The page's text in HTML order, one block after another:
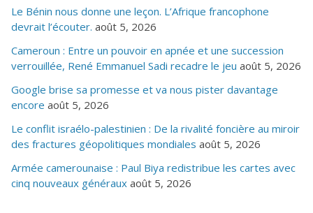
Le Bénin nous donne une leçon. L’Afrique francophone
devrait l’écouter. août 5, 2026
Cameroun : Entre un pouvoir en apnée et une succession
verrouillée, René Emmanuel Sadi recadre le jeu août 5, 2026
Google brise sa promesse et va nous pister davantage
encore août 5, 2026
Le conflit israélo-palestinien : De la rivalité foncière au miroir
des fractures géopolitiques mondiales août 5, 2026
Armée camerounaise : Paul Biya redistribue les cartes avec
cinq nouveaux généraux août 5, 2026